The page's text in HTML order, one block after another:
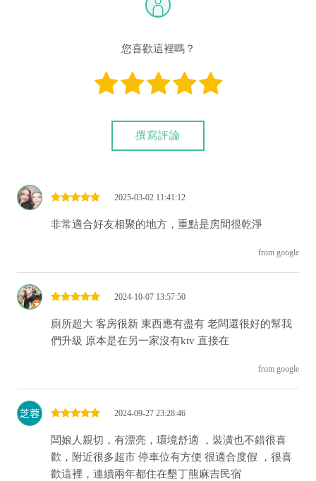
(以上三個銀行網路ATM只是方便網友直接連結，並不代表民
您喜歡這裡嗎？
撰寫評論
2025-03-02 11:41:12
非常適合好友相聚的地方，重點是房間很乾淨
from google
2024-10-07 13:57:50
廁所超大 客房很新 東西應有盡有 老闆還很好的幫我
們升級 原本是在另一家沒有ktv 直接在
from google
2024-09-27 23:28:46
闆娘人親切，有漂亮，環境舒適 ，裝潢也不錯很喜
歡，附近很多超市 停車位有方便 很適合度假 ，很喜
歡這裡，連續兩年都住在墾丁熊麻吉民宿